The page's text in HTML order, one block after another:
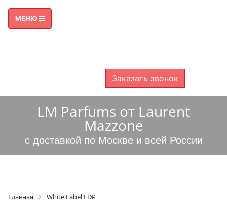
МЕНЮ
Заказать звонок
LM Parfums от Laurent
Mazzone
c доставкой по Москве и всей России
Главная White Label EDP